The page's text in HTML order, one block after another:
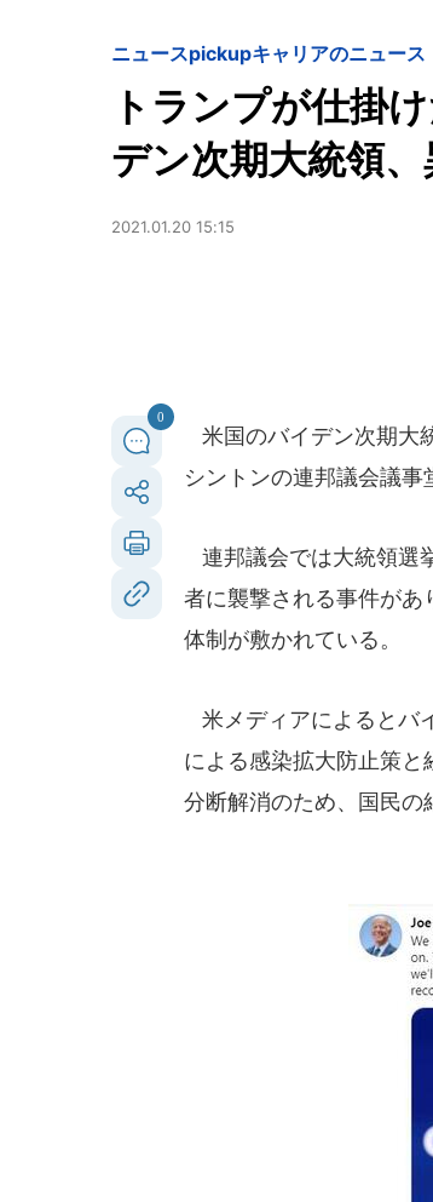
ニュースpickupキャリアのニュース
トランプが仕掛
デン次期大統領
2021.01.20 15:15
0
米国のバイデン次期大
シントンの連邦議会議事
連邦議会では大統領選
者に襲撃される事件が
体制が敷かれている。
米メディアによるとバ
による感染拡大防止策
分断解消のため、国民の